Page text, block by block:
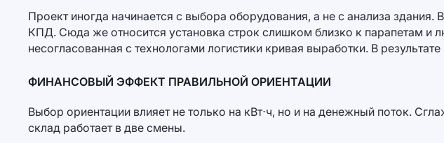
Проект иногда начинается с выбора оборудования, а не с анализа
КПД. Сюда же относится установка строк слишком близко к парапетам и
несогласованная с технологами логистики кривая выработки. В
ФИНАНСОВЫЙ ЭФФЕКТ ПРАВИЛЬНОЙ ОРИЕНТАЦИИ
Выбор ориентации влияет не только на кВт⋅ч, но и на денежный поток.
склад работает в две смены.